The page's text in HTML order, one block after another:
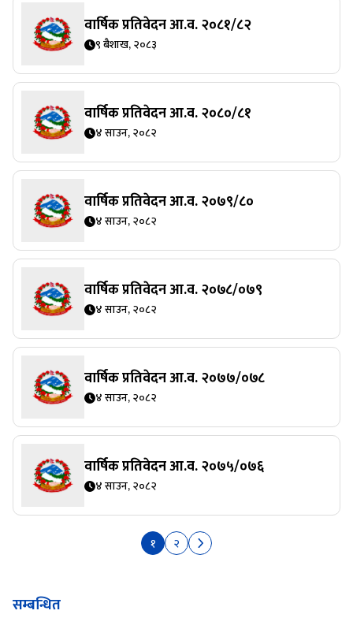
वार्षिक प्रतिवेदन आ.व. २०८१/८२
९ बैशाख, २०८३
वार्षिक प्रतिवेदन आ.व. २०८०/८१
४ साउन, २०८२
वार्षिक प्रतिवेदन आ.व. २०७९/८०
४ साउन, २०८२
वार्षिक प्रतिवेदन आ.व. २०७८/०७९
४ साउन, २०८२
वार्षिक प्रतिवेदन आ.व. २०७७/०७८
४ साउन, २०८२
वार्षिक प्रतिवेदन आ.व. २०७५/०७६
४ साउन, २०८२
१ २
सम्बन्धित